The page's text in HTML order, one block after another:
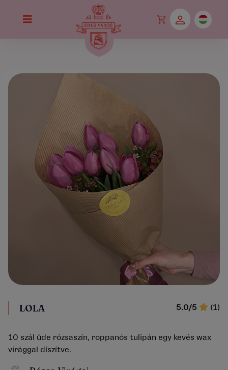
LOLA 5.0/5 (1)
10 szál üde rózsaszín, roppanós tulipán egy kevés wax
virággal díszítve.